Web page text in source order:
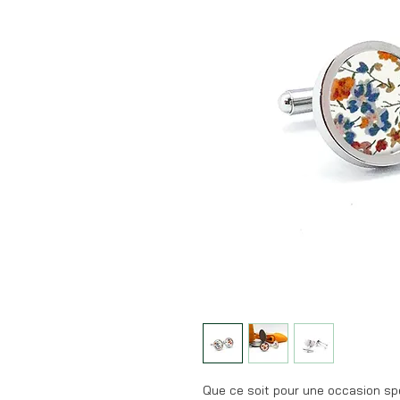
Que ce soit pour une occasion